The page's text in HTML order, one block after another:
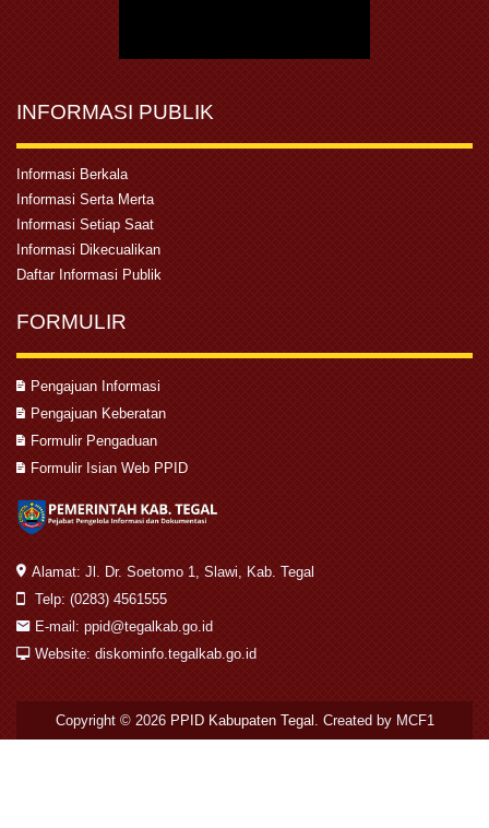
INFORMASI PUBLIK
Informasi Berkala
Informasi Serta Merta
Informasi Setiap Saat
Informasi Dikecualikan
Daftar Informasi Publik
FORMULIR
Pengajuan Informasi
Pengajuan Keberatan
Formulir Pengaduan
Formulir Isian Web PPID
Alamat: Jl. Dr. Soetomo 1, Slawi, Kab. Tegal
Telp: (0283) 4561555
E-mail: ppid@tegalkab.go.id
Website: diskominfo.tegalkab.go.id
Copyright © 2026 PPID Kabupaten Tegal . Created by MCF1